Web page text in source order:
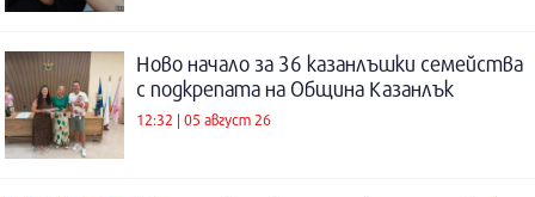
Ново начало за 36 казанлъшки семейства
с подкрепата на Община Казанлък
12:32 | 05 август 26